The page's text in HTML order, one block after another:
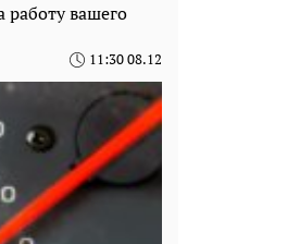
работу вашего
11:30 08.12